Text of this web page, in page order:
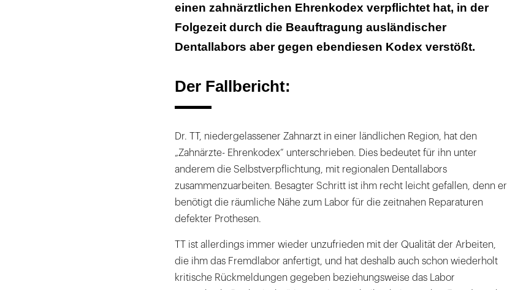
einen zahnärztlichen Ehrenkodex verpflichtet hat, in der
Folgezeit durch die Beauftragung ausländischer
Dentallabors aber gegen ebendiesen Kodex verstößt.
Der Fallbericht:
Dr. TT, niedergelassener Zahnarzt in einer ländlichen Region, hat den
„Zahnärzte- Ehrenkodex“ unterschrieben. Dies bedeutet für ihn unter
anderem die Selbstverpflichtung, mit regionalen Dentallabors
zusammenzuarbeiten. Besagter Schritt ist ihm recht leicht gefallen, denn er
benötigt die räumliche Nähe zum Labor für die zeitnahen Reparaturen
defekter Prothesen.
TT ist allerdings immer wieder unzufrieden mit der Qualität der Arbeiten,
die ihm das Fremdlabor anfertigt, und hat deshalb auch schon wiederholt
kritische Rückmeldungen gegeben beziehungsweise das Labor